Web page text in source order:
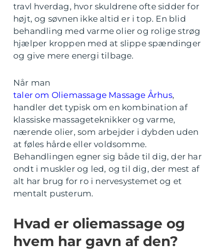
travl hverdag, hvor skuldrene ofte sidder for
højt, og søvnen ikke altid er i top. En blid
behandling med varme olier og rolige strøg
hjælper kroppen med at slippe spændinger
og give mere energi tilbage.
Når man
taler om Oliemassage Massage Århus,
handler det typisk om en kombination af
klassiske massageteknikker og varme,
nærende olier, som arbejder i dybden uden
at føles hårde eller voldsomme.
Behandlingen egner sig både til dig, der har
ondt i muskler og led, og til dig, der mest af
alt har brug for ro i nervesystemet og et
mentalt pusterum.
Hvad er oliemassage og
hvem har gavn af den?